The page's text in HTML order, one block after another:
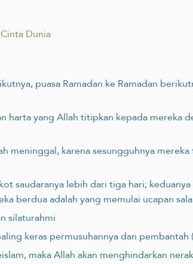
Dunia
puasa Ramadan ke Ramadan
harta yang Allah ‎titipkan kepada mereka
meninggal, karena sesungguhnya
saudaranya lebih dari tiga hari;
berdua adalah yang memulai ucapan
silaturahmi
keras permusuhannya dan
maka Allah akan menghindarkan